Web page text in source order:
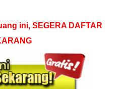
ini, SEGERA DAFTAR